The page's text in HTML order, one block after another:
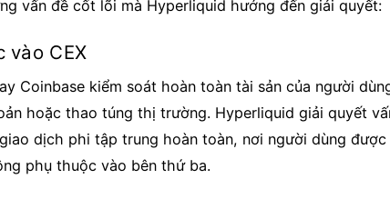
vấn đề cốt lõi mà Hyperliquid hướng đến giải quyết:
vào CEX
Coinbase kiểm soát hoàn toàn tài sản của người
hoặc thao túng thị trường. Hyperliquid giải quyết
dịch phi tập trung hoàn toàn, nơi người dùng
phụ thuộc vào bên thứ ba.